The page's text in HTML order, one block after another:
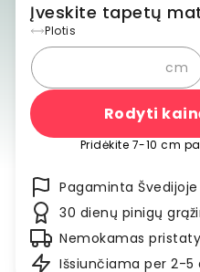
Įveskite tapetų
Plotis
cm
Rodyti
Pridėkite 7-10 cm
Pagaminta Švedijoje
30 dienų pinigų
Nemokamas
Išsiunčiama per 2-5